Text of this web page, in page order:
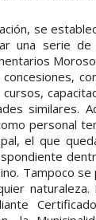
se
una serie
concesiones,
similares.
personal
el que
Tampoco